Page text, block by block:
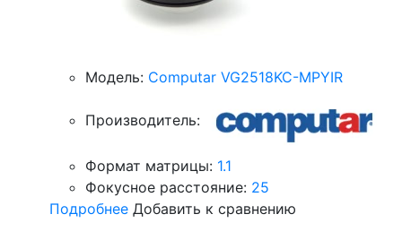
Модель: Computar VG2518KC-MPYIR
Производитель:
Формат матрицы: 1.1
Фокусное расстояние: 25
Подробнее Добавить к сравнению